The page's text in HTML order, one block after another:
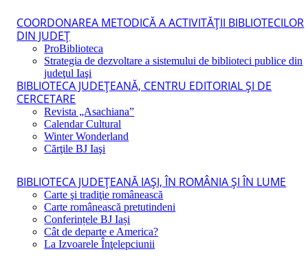
COORDONAREA METODICĂ A ACTIVITĂŢII BIBLIOTECILOR
DIN JUDEŢ
ProBiblioteca
Strategia de dezvoltare a sistemului de biblioteci publice din
judeţul Iaşi
BIBLIOTECA JUDEŢEANĂ, CENTRU EDITORIAL ŞI DE
CERCETARE
Revista „Asachiana”
Calendar Cultural
Winter Wonderland
Cărţile BJ Iaşi
BIBLIOTECA JUDEŢEANĂ IAŞI, ÎN ROMÂNIA ŞI ÎN LUME
Carte şi tradiţie românească
Carte românească pretutindeni
Conferințele BJ Iași
Cât de departe e America?
La Izvoarele Înţelepciunii